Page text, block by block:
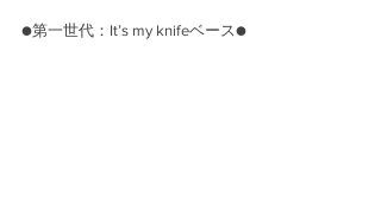
●第一世代：It’s my knifeベース●